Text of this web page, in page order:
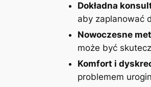
Dokładna
aby zaplanować
Nowoczesne
może być
Komfort i
problemem